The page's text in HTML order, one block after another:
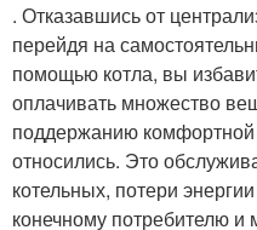
. Отказавшись от
перейдя на
помощью котла, вы
оплачивать множество
поддержанию
относились. Это
котельных, потери
конечному потребителю и